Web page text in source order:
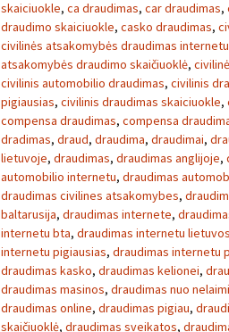
skaiciuokle, ca draudimas, car draudimas,
draudimo skaiciuokle, casko draudimas,
civilinės atsakomybės draudimas internetu
atsakomybės draudimo skaičiuoklė,
civilinis automobilio draudimas, civilinis
pigiausias, civilinis draudimas skaiciuokle,
compensa draudimas, compensa
dradimas, draud, draudima, draudimai,
lietuvoje, draudimas, draudimas anglijoje,
automobilio internetu, draudimas
draudimas civilines atsakomybes,
baltarusija, draudimas internete,
internetu bta, draudimas internetu
internetu pigiausias, draudimas internetu
draudimas kasko, draudimas kelionei,
draudimas masinos, draudimas nuo
draudimas online, draudimas pigiau,
skaičiuoklė, draudimas sveikatos,